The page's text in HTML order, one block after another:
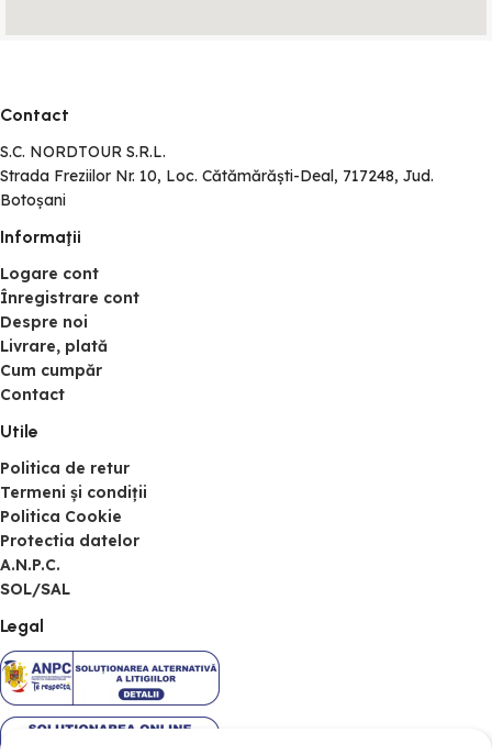
Contact
S.C. NORDTOUR S.R.L.
Strada Freziilor Nr. 10, Loc. Cătămărăști-Deal, 717248, Jud.
Botoșani
Informaţii
Logare cont
Înregistrare cont
Despre noi
Livrare, plată
Cum cumpăr
Contact
Utile
Politica de retur
Termeni și condiții
Politica Cookie
Protectia datelor
A.N.P.C.
SOL/SAL
Legal